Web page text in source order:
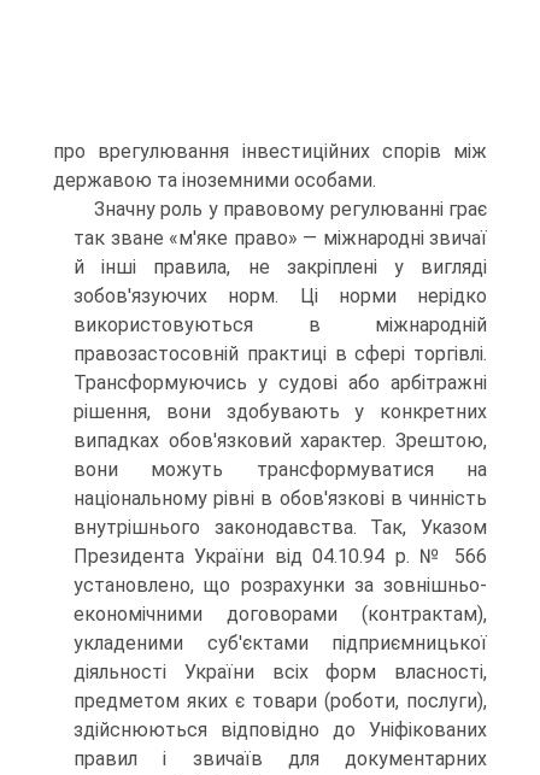
про врегулювання інвестиційних спорів між
державою та іноземними особами.
Значну роль у правовому регулюванні грає
так зване «м'яке право» — міжнародні звичаї
й інші правила, не закріплені у ви­гляді
зобов'язуючих норм. Ці норми нерідко
використовуються в міжнародній
правозастосовній практиці в сфері торгівлі.
Трансформуючись у судові або арбітражні
рішення, вони здобувають у кон­кретних
випадках обов'язковий характер. Зрештою,
вони можуть трансформуватися на
національному рівні в обов'язкові в чинність
внутрішнього законодавства. Так, Указом
Президента України від 04.10.94 р. № 566
установлено, що розрахунки за зовнішньо­
економічними договорами (контрактам),
укладеними суб'єктами підприємницької
діяльності України всіх форм власності,
пред­метом яких є товари (роботи, послуги),
здійснюються відповідно до Уніфікованих
правил і звичаїв для документарних